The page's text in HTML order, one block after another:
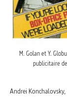
M. Golan et Y.
publicitaire
Andrei